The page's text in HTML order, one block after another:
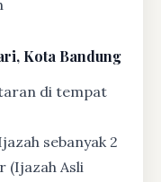
Kota Bandung
di tempat
sebanyak 2
(Ijazah Asli